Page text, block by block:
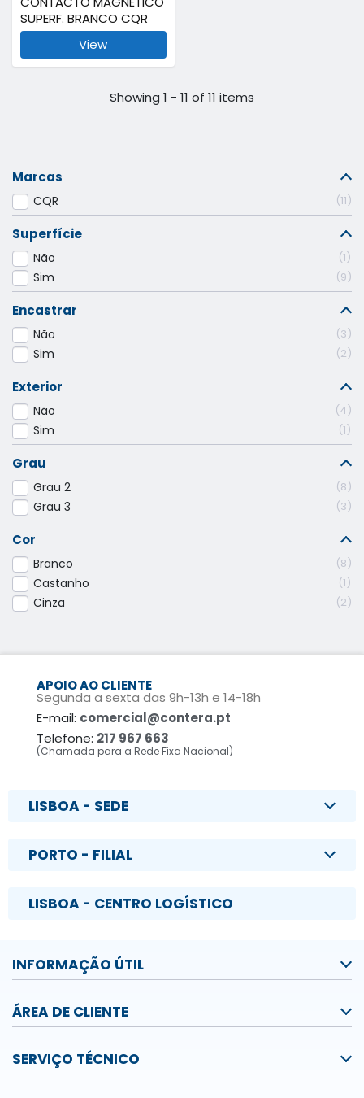
SUPERF. BRANCO CQR
View
Showing 1 - 11 of 11 items
Marcas
CQR 11
Superfície
Não 1
Sim 9
Encastrar
Não 3
Sim 2
Exterior
Não 4
Sim 1
Grau
Grau 2 8
Grau 3 3
Cor
Branco 8
Castanho 1
Cinza 2
APOIO AO CLIENTE
Segunda a sexta das 9h-13h e 14-18h
E-mail: comercial@contera.pt
Telefone: 217 967 663
(Chamada para a Rede Fixa Nacional)
LISBOA - SEDE
PORTO - FILIAL
LISBOA - CENTRO LOGÍSTICO
INFORMAÇÃO ÚTIL
ÁREA DE CLIENTE
SERVIÇO TÉCNICO